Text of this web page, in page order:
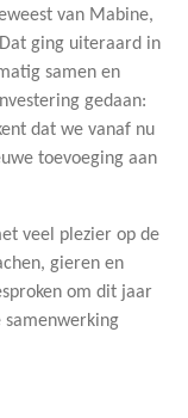
van Mabine,
ging uiteraard in
samen en
gedaan:
dat we vanaf nu
toevoeging aan
veel plezier op de
gieren en
om dit jaar
samenwerking